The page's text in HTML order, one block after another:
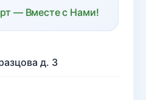
— Вместе с Нами!
д. 3